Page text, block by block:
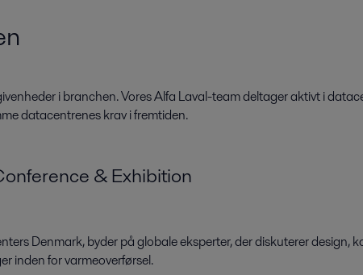
i branchen. Vores Alfa Laval-team deltager aktivt i
datacentrenes krav i fremtiden.
& Exhibition
Denmark, byder på globale eksperter, der diskuterer
inden for varmeoverførsel.